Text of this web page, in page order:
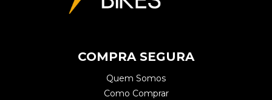
COMPRA SEGURA
Quem Somos
Como Comprar